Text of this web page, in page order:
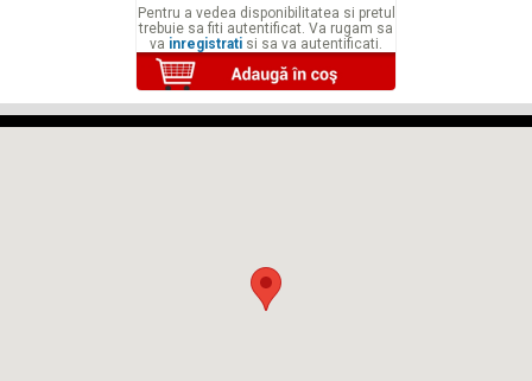
Pentru a vedea disponibilitatea si pretul
trebuie sa fiti autentificat. Va rugam sa
va inregistrati si sa va autentificati.